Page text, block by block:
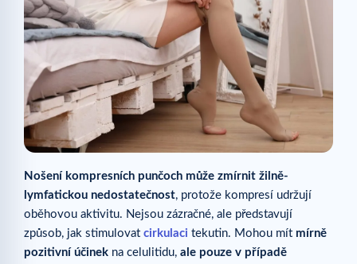
Nošení kompresních punčoch může zmírnit žilně-
lymfatickou nedostatečnost, protože kompresí udržují
oběhovou aktivitu. Nejsou zázračné, ale představují
způsob, jak stimulovat cirkulaci tekutin. Mohou mít mírně
pozitivní účinek na celulitidu, ale pouze v případě